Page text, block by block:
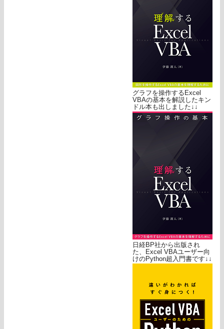
グラフを操作するExcel
VBAの基本を解説したキン
ドル本も出しました↓↓
日経BP社から出版され
た、Excel VBAユーザー向
けのPython超入門書です↓↓